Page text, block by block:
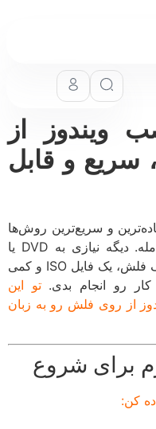
ویندوز از
و قابل
و سریع‌ترین روش‌ها
برای تازه‌سازی یا تعویض سیستم‌عامله. دیگه نیازی به DVD یا
مراجعه به تعمیرگاه نیست! فقط با یک فلش، یک فایل ISO و کمی
رو انجام بدی.تو این
از روی فلش رو به زبان
کن: